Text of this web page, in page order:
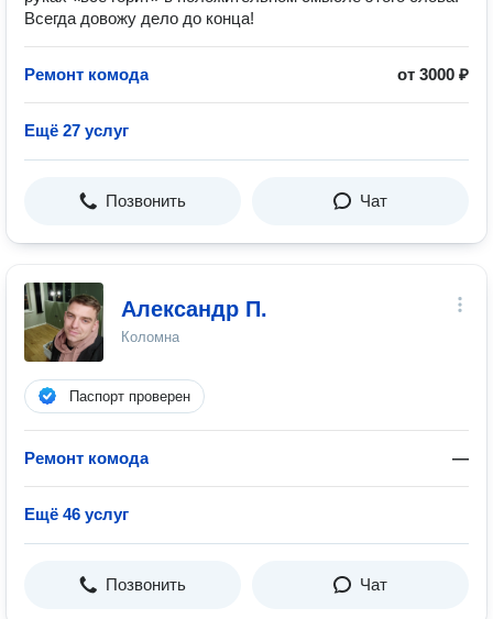
Всегда довожу дело до конца!
Ремонт комода от 3000 ₽
Ещё 27 услуг
Позвонить Чат
Александр П.
Коломна
Паспорт проверен
Ремонт комода —
Ещё 46 услуг
Позвонить Чат